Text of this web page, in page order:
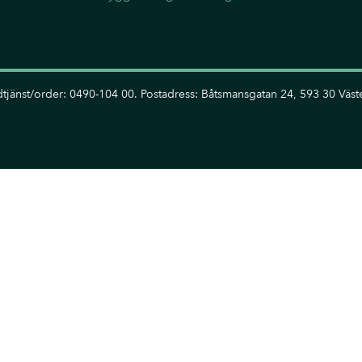
order: 0490-104 00. Postadress: Båtsmansgatan 24, 593 30